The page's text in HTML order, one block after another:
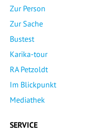
Zur Person
Zur Sache
Bustest
Karika-tour
RA Petzoldt
Im Blickpunkt
Mediathek
SERVICE